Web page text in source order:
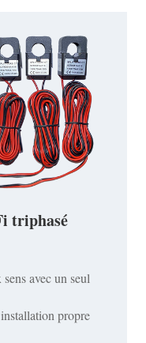
triphasé
avec un seul
propre